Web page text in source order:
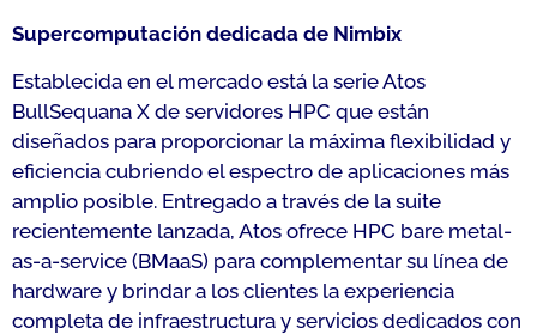
Supercomputación dedicada de Nimbix
Establecida en el mercado está la serie Atos
BullSequana X de servidores HPC que están
diseñados para proporcionar la máxima flexibilidad y
eficiencia cubriendo el espectro de aplicaciones más
amplio posible. Entregado a través de la suite
recientemente lanzada, Atos ofrece HPC bare metal-
as-a-service (BMaaS) para complementar su línea de
hardware y brindar a los clientes la experiencia
completa de infraestructura y servicios dedicados con